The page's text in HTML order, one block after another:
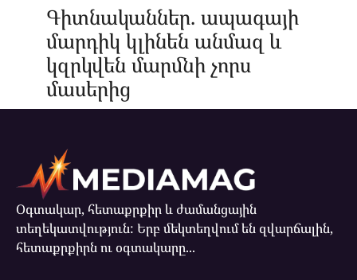
Գիտնականներ. ապագայի
մարդիկ կլինեն անմազ և
կզրկվեն մարմնի չորս
մասերից
Օգտակար, հետաքրքիր և ժամանցային
տեղեկատվություն: Երբ մեկտեղվում են զվարճալին,
հետաքրքիրն ու օգտակարը...